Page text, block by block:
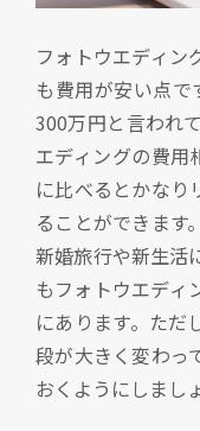
フォトウエディン
も費用が安い点で
300万円と言われ
エディングの費用
に比べるとかなり
ることができます
新婚旅行や新生活
もフォトウエディ
にあります。ただ
段が大きく変わっ
おくようにしまし